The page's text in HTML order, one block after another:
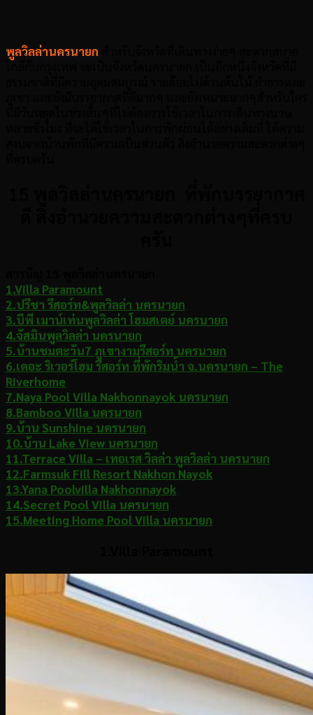
พูลวิลล่านครนายก
1.Villa Paramount
2.ปรีชา รีสอร์ท&พูลวิลล่า นครนายก
3.บีพี เมาน์เท่นพูลวิลล่า โฮมสเตย์ นครนายก
4.จัสมินพูลวิลล่า นครนายก
5.บ้านชมตะวัน7 ภูเขางามรีสอร์ท นครนายก
6.เดอะ ริเวอร์โฮม รีสอร์ท ที่พักริมน้ำ จ.นครนายก – The
Riverhome
7.Naya Pool Villa Nakhonnayok นครนายก
8.Bamboo Villa นครนายก
9.บ้าน Sunshine นครนายก
10.บ้าน Lake View นครนายก
11.Terrace Villa – เทอเรส วิลล่า พูลวิลล่า นครนายก
12.Farmsuk Fill Resort Nakhon Nayok
13.Yana Poolvilla Nakhonnayok
14.Secret Pool Villa นครนายก
15.Meeting Home Pool Villa นครนายก